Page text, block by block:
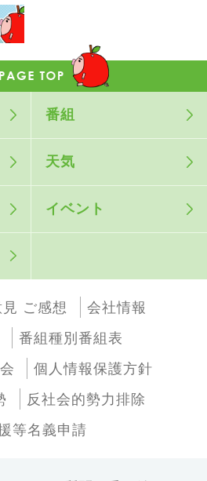
番組
天気
イベント
見 ご感想
会社情報
番組種別番組表
個人情報保護方針
反社会的勢力排除
等名義申請